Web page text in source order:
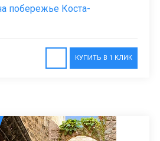
побережье Коста-
КУПИТЬ В 1 КЛИК